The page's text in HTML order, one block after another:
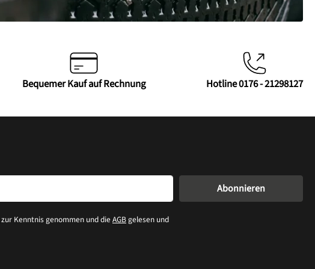
Bequemer Kauf auf Rechnung Hotline 0176 - 21298127
zur Kenntnis genommen und dieAGBgelesen und
Abonnieren